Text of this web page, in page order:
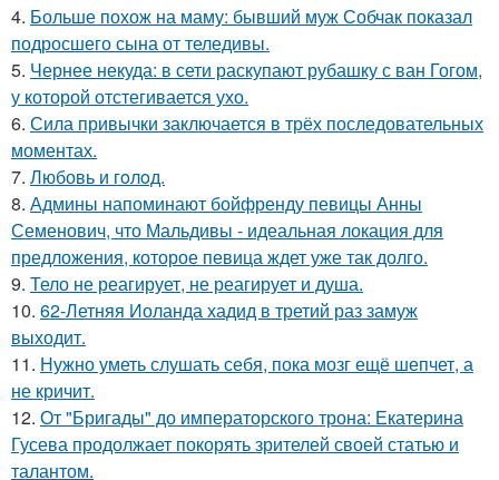
4. Больше похож на маму: бывший муж Собчак показал
подросшего сына от теледивы.
5. Чернее некуда: в сети раскупают рубашку с ван Гогом,
у которой отстегивается ухо.
6. Сила привычки заключается в трёх последовательных
моментах.
7. Любовь и гoлoд.
8. Админы напоминают бойфренду певицы Анны
Семенович, что Мальдивы - идеальная локация для
предложения, которое певица ждет уже так долго.
9. Тело не реагирует, не реагирует и душа.
10. 62-Летняя Иоланда хадид в третий раз замуж
выходит.
11. Нужно уметь слушать себя, пока мозг ещё шепчет, а
не кричит.
12. От "Бригады" до императорского трона: Екатерина
Гусева продолжает покорять зрителей своей статью и
талантом.